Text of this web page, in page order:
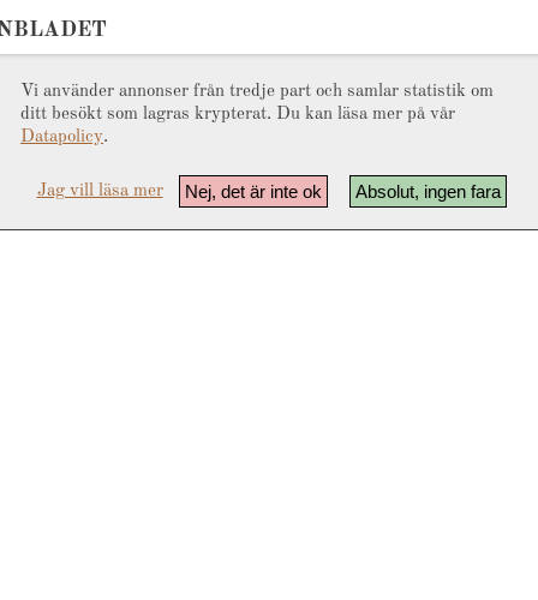
Vi använder annonser från tredje part och samlar statistik om
ditt besökt som lagras krypterat. Du kan läsa mer på vår
Datapolicy.
Absolut, ingen fara
Nej, det är inte ok
Jag vill läsa mer